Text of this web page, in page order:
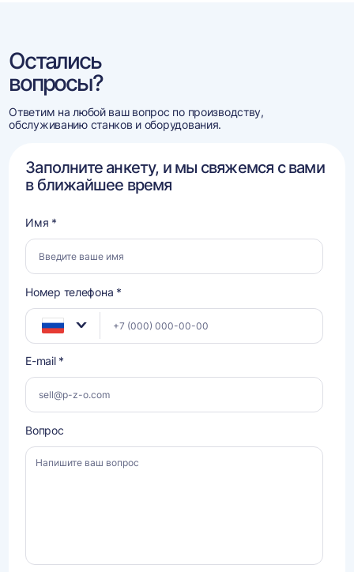
Остались
вопросы?
Ответим на любой ваш вопрос по производству,
обслуживанию станков и оборудования.
Заполните анкету, и мы свяжемся с вами
в ближайшее время
Имя *
Номер телефона *
E-mail *
Вопрос